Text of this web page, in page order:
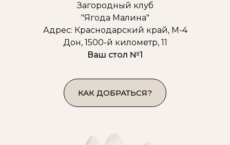
Загородный клуб
"Ягода Малина"
Адрес: Краснодарский край, М-4
Дон, 1500-й километр, 11
Ваш стол №1
КАК ДОБРАТЬСЯ?